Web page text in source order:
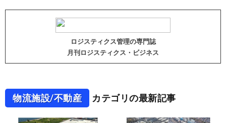
ロジスティクス管理の専門誌
月刊ロジスティクス・ビジネス
物流施設/不動産 カテゴリの最新記事